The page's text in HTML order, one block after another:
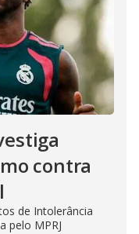
contra
de Intolerância
pelo MPRJ